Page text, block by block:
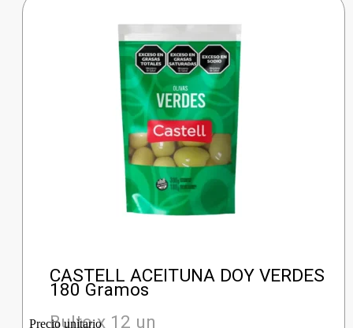
CASTELL ACEITUNA DOY VERDES
180 Gramos
Bulto x 12 un
Precio unitario